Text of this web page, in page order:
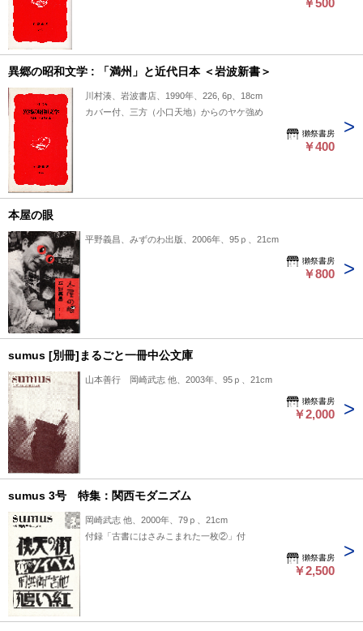
￥500
異郷の昭和文学 : 「満州」と近代日本 ＜岩波新書＞
川村湊、岩波書店、1990年、226, 6p、18cm
カバー付、三方（小口天地）からのヤケ強め
獺祭書房
￥400
本屋の眼
平野義昌、みずのわ出版、2006年、95ｐ、21cm
獺祭書房
￥800
sumus [別冊]まるごと一冊中公文庫
山本善行 岡崎武志 他、2003年、95ｐ、21cm
獺祭書房
￥2,000
sumus 3号 特集：関西モダニズム
岡崎武志 他、2000年、79ｐ、21cm
付録「古書にはさみこまれた一枚②」付
獺祭書房
￥2,500